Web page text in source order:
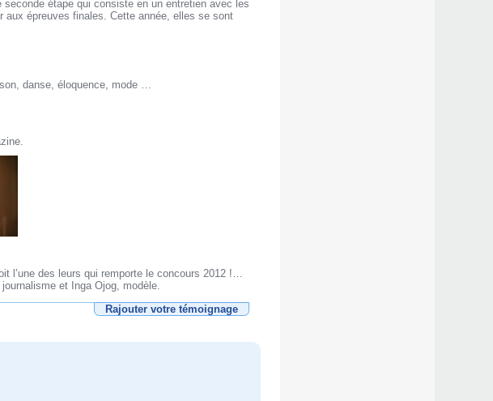
étape qui consiste en un entretien avec les
aux épreuves finales. Cette année, elles se sont
danse, éloquence, mode …
l’une des leurs qui remporte le concours 2012 !…
et Inga Ojog, modèle.
Rajouter votre témoignage